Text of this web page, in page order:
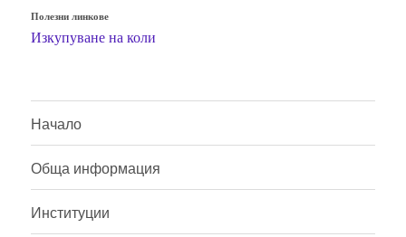
Полезни линкове
Изкупуване на коли
Начало
Обща информация
Институции